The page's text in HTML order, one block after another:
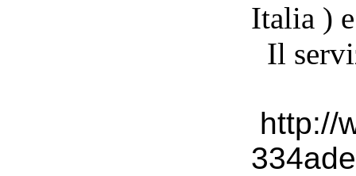
Italia )
Il
http://